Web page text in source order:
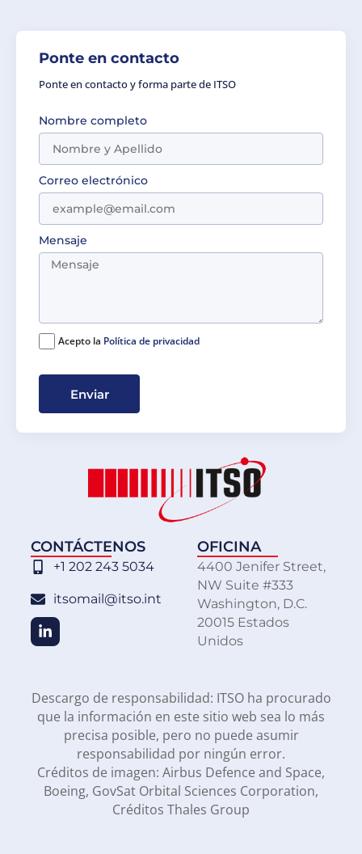
Ponte en contacto
Ponte en contacto y forma parte de ITSO
Nombre completo
Correo electrónico
Mensaje
Acepto la Política de privacidad
Enviar
CONTÁCTENOS
+1 202 243 5034
itsomail@itso.int
OFICINA
4400 Jenifer Street,
NW Suite #333
Washington, D.C.
20015 Estados
Unidos
Descargo de responsabilidad: ITSO ha procurado
que la información en este sitio web sea lo más
precisa posible, pero no puede asumir
responsabilidad por ningún error.
Créditos de imagen: Airbus Defence and Space,
Boeing, GovSat Orbital Sciences Corporation,
Créditos Thales Group